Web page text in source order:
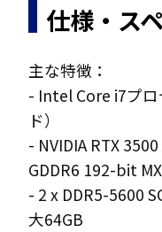
仕様・ス
主な特徴：
- Intel Core i7プ
ド）
- NVIDIA RTX
GDDR6 192-bit
- 2 x DDR5-5600
大64GB